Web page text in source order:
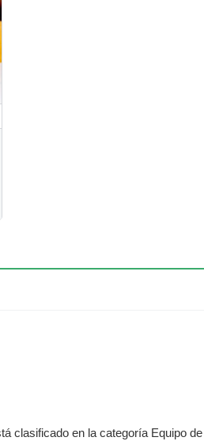
clasificado en la categoría Equipo de